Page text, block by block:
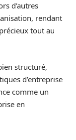
d’autres
rendant
tout au
structuré,
d’entreprise
comme un
en